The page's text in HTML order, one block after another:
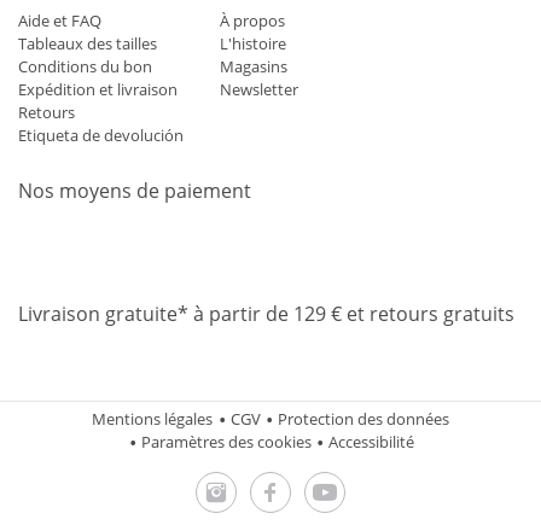
Aide et FAQ
Tableaux des tailles
Conditions du bon
Expédition et livraison
Retours
Etiqueta de devolución
À propos
L'histoire
Magasins
Newsletter
Nos moyens de paiement
Livraison gratuite* à partir de 129 € et retours gratuits
Mentions légales CGV
Protection des données
Paramètres des cookies
Accessibilité